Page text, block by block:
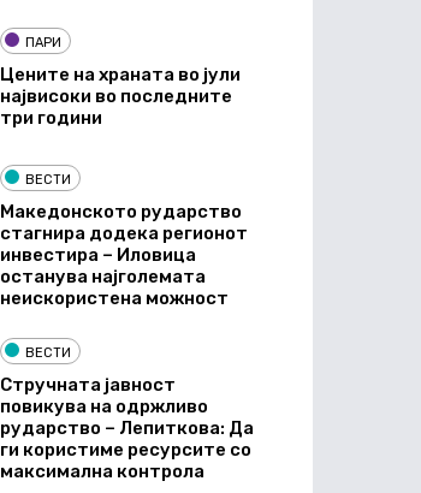
ПАРИ
Цените на храната во јули
највисоки во последните
три години
ВЕСТИ
Македонското рударство
стагнира додека регионот
инвестира – Иловица
останува најголемата
неискористена можност
ВЕСТИ
Стручната јавност
повикува на одржливо
рударство – Лепиткова: Да
ги користиме ресурсите со
максимална контрола